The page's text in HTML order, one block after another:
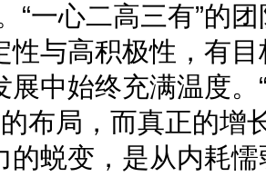
“一心二高三有”的
性与高积极性，有
展中始终充满温度
布局，而真正的增
的蜕变，是从内耗